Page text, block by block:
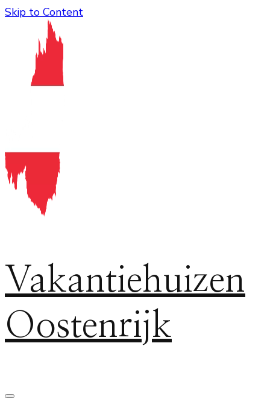
Skip to Content
Vakantiehuizen
Oostenrijk